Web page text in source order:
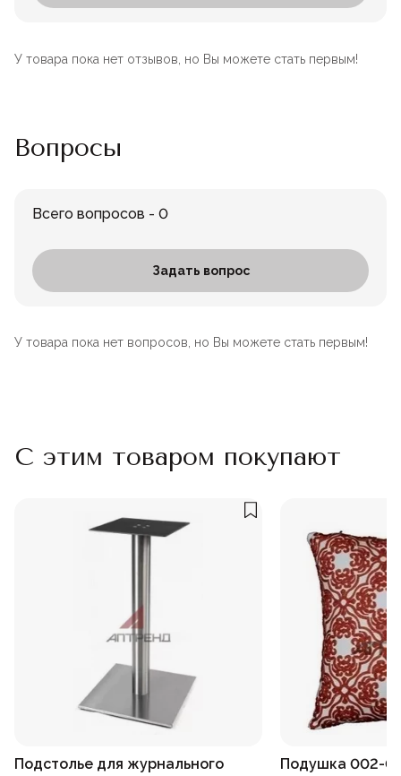
У товара пока нет отзывов, но Вы можете стать первым!
Вопросы
Всего вопросов - 0
Задать вопрос
У товара пока нет вопросов, но Вы можете стать первым!
С этим товаром покупают
Подстолье для журнального
Подушка 002-